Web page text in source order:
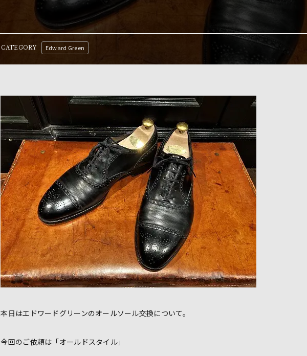
CATEGORY Edward Green
本日はエドワードグリーンのオールソール交換について。
今回のご依頼は「オールドスタイル」